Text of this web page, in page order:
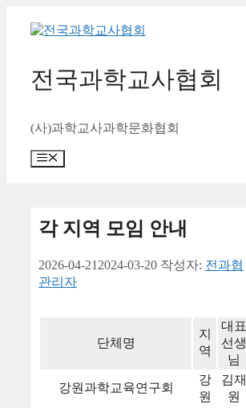
전국과학교사협회
(사)과학교사과학문화협회
메
각 지역 모임 안내
2026-04-21 2024-03-20 작성자: 전과협
관리자
단체명
지
역
대표
선생
님
강원과학교육연구회
강
원
김재
원